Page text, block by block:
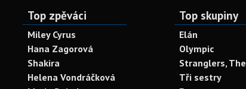
Top zpěváci
Miley Cyrus
Hana Zagorová
Shakira
Helena Vondráčková
Top skupiny
Elán
Olympic
Stranglers, The
Tři sestry